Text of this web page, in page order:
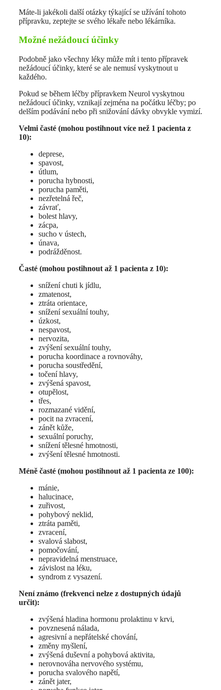
Máte-li jakékoli další otázky týkající se užívání tohoto
přípravku, zeptejte se svého lékaře nebo lékárníka.
Možné nežádoucí účinky
Podobně jako všechny léky může mít i tento přípravek
nežádoucí účinky, které se ale nemusí vyskytnout u
každého.
Pokud se během léčby přípravkem Neurol vyskytnou
nežádoucí účinky, vznikají zejména na počátku léčby; po
delším podávání nebo při snižování dávky obvykle vymizí.
Velmi časté (mohou postihnout více než 1 pacienta z
10):
deprese,
spavost,
útlum,
porucha hybnosti,
porucha paměti,
nezřetelná řeč,
závrať,
bolest hlavy,
zácpa,
sucho v ústech,
únava,
podrážděnost.
Časté (mohou postihnout až 1 pacienta z 10):
snížení chuti k jídlu,
zmatenost,
ztráta orientace,
snížení sexuální touhy,
úzkost,
nespavost,
nervozita,
zvýšení sexuální touhy,
porucha koordinace a rovnováhy,
porucha soustředění,
točení hlavy,
zvýšená spavost,
otupělost,
třes,
rozmazané vidění,
pocit na zvracení,
zánět kůže,
sexuální poruchy,
snížení tělesné hmotnosti,
zvýšení tělesné hmotnosti.
Méně časté (mohou postihnout až 1 pacienta ze 100):
mánie,
halucinace,
zuřivost,
pohybový neklid,
ztráta paměti,
zvracení,
svalová slabost,
pomočování,
nepravidelná menstruace,
závislost na léku,
syndrom z vysazení.
Není známo (frekvenci nelze z dostupných údajů
určit):
zvýšená hladina hormonu prolaktinu v krvi,
povznesená nálada,
agresivní a nepřátelské chování,
změny myšlení,
zvýšená duševní a pohybová aktivita,
nerovnováha nervového systému,
porucha svalového napětí,
zánět jater,